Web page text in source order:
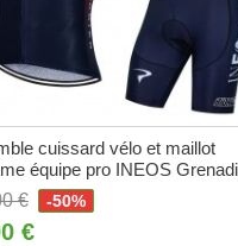
cuissard vélo et maillot
équipe pro INEOS
€
-50%
€